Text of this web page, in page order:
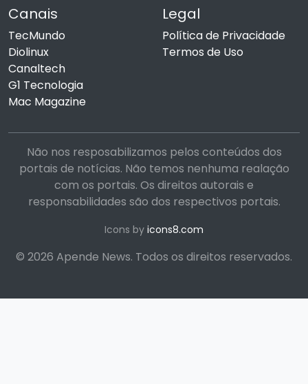
Canais
TecMundo
Diolinux
Canaltech
G1 Tecnologia
Mac Magazine
Legal
Política de Privacidade
Termos de Uso
Não nos resposabilizamos pelos conteúdos dos
portais de notícias. Não temos nenhuma realação
com os portais. Os direitos autorais e
responsabilidades são dos respectivos portais.
Icons by icons8.com
© 2026 Apende News. Todos os direitos reservados.